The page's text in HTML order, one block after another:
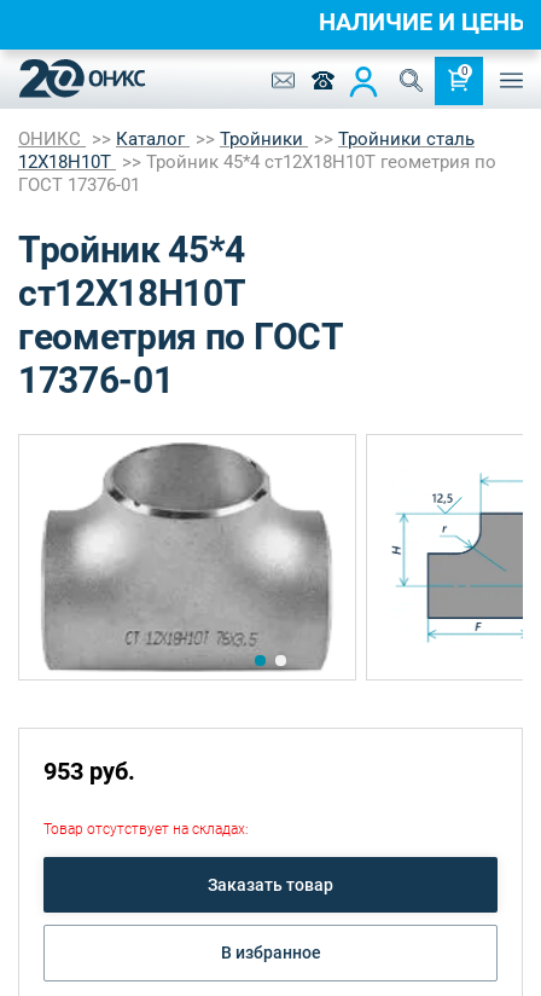
0
ОНИКС Каталог Тройники
Тройники сталь
12Х18Н10Т
Тройник 45*4 ст12Х18Н10Т геометрия по
ГОСТ 17376-01
Тройник 45*4
ст12Х18Н10Т
геометрия по ГОСТ
17376-01
953 руб.
Товар отсутствует на складах:
Заказать товар
В избранное
НАЛИЧИЕ И